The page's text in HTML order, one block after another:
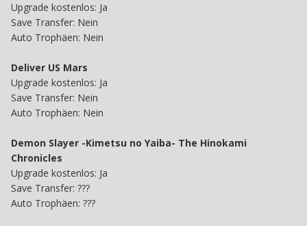
Upgrade kostenlos: Ja
Save Transfer: Nein
Auto Trophäen: Nein
Deliver US Mars
Upgrade kostenlos: Ja
Save Transfer: Nein
Auto Trophäen: Nein
Demon Slayer -Kimetsu no Yaiba- The Hinokami
Chronicles
Upgrade kostenlos: Ja
Save Transfer: ???
Auto Trophäen: ???